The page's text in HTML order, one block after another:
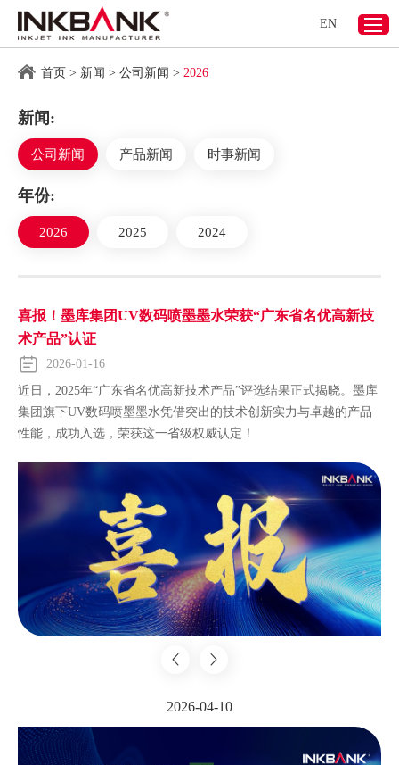
EN
首页 > 新闻 > 公司新闻 > 2026
新闻:
公司新闻 产品新闻 时事新闻
年份:
2026 2025 2024
喜报！墨库集团UV数码喷墨墨水荣获“广东省名优高新技
术产品”认证
2026-01-16
近日，2025年“广东省名优高新技术产品”评选结果正式揭晓。墨库
集团旗下UV数码喷墨墨水凭借突出的技术创新实力与卓越的产品
性能，成功入选，荣获这一省级权威认定！
2026-04-10